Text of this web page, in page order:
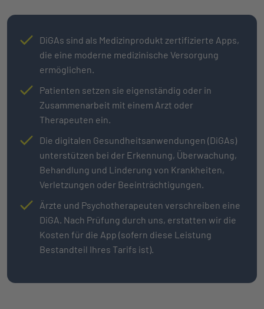
DiGAs sind als Medizinprodukt zertifizierte Apps,
die eine moderne medizinische Versorgung
ermöglichen.
Patienten setzen sie eigenständig oder in
Zusammenarbeit mit einem Arzt oder
Therapeuten ein.
Die digitalen Gesundheitsanwendungen (DiGAs)
unterstützen bei der Erkennung, Überwachung,
Behandlung und Linderung von Krankheiten,
Verletzungen oder Beeinträchtigungen.
Ärzte und Psychotherapeuten verschreiben eine
DiGA. Nach Prüfung durch uns, erstatten wir die
Kosten für die App (sofern diese Leistung
Bestandteil Ihres Tarifs ist).